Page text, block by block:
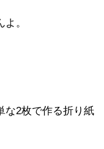
。
な2枚で作る折り紙